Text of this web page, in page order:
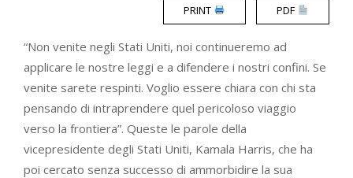
PRINT PDF
“Non venite negli Stati Uniti, noi continueremo ad
applicare le nostre leggi e a difendere i nostri confini. Se
venite sarete respinti. Voglio essere chiara con chi sta
pensando di intraprendere quel pericoloso viaggio
verso la frontiera”. Queste le parole della
vicepresidente degli Stati Uniti, Kamala Harris, che ha
poi cercato senza successo di ammorbidire la sua